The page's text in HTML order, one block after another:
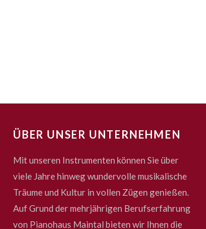
ÜBER UNSER UNTERNEHMEN
Mit unseren Instrumenten können Sie über
viele Jahre hinweg wundervolle musikalische
Träume und Kultur in vollen Zügen genießen.
Auf Grund der mehrjährigen Berufserfahrung
von Pianohaus Maintal bieten wir Ihnen die